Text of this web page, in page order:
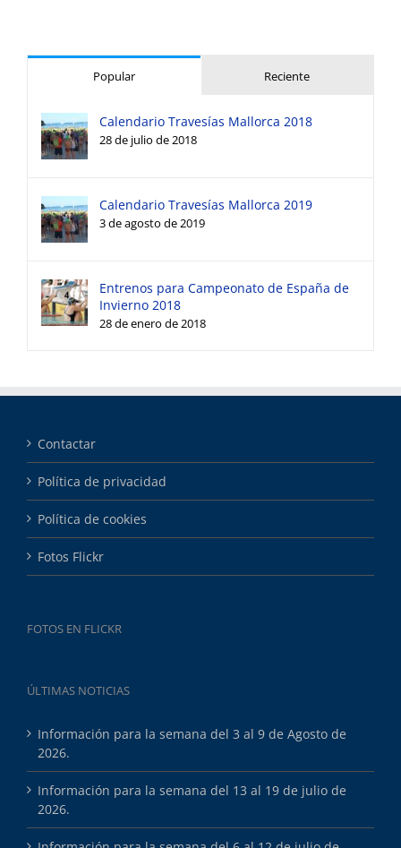
Popular Reciente
Calendario Travesías Mallorca 2018
28 de julio de 2018
Calendario Travesías Mallorca 2019
3 de agosto de 2019
Entrenos para Campeonato de España de
Invierno 2018
28 de enero de 2018
Contactar
Política de privacidad
Política de cookies
Fotos Flickr
FOTOS EN FLICKR
ÚLTIMAS NOTICIAS
Información para la semana del 3 al 9 de Agosto de
2026.
Información para la semana del 13 al 19 de julio de
2026.